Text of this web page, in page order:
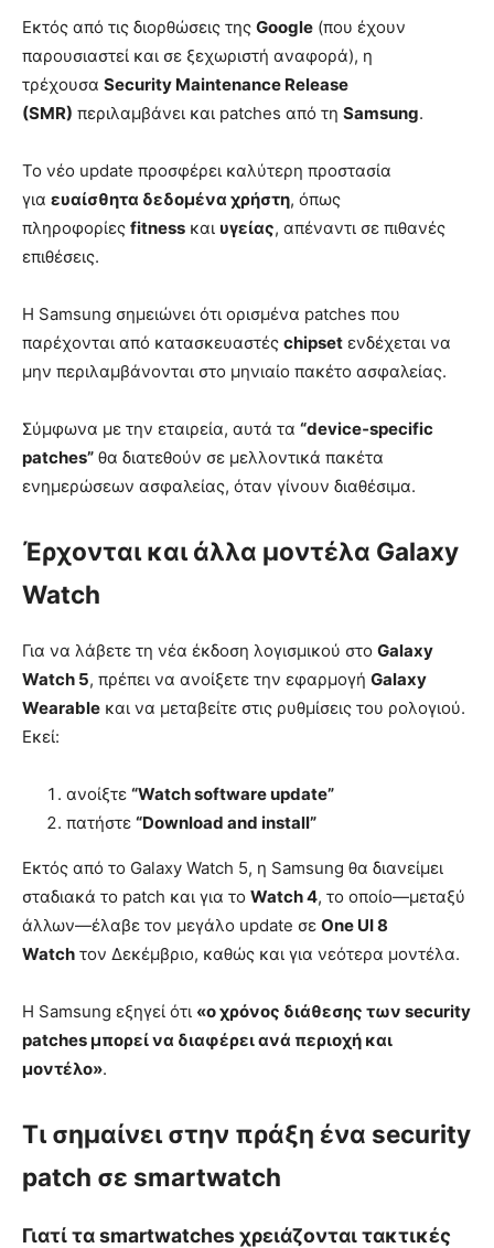
Εκτός από τις διορθώσεις της Google (που έχουν
παρουσιαστεί και σε ξεχωριστή αναφορά), η
τρέχουσα Security Maintenance Release
(SMR) περιλαμβάνει και patches από τη Samsung.
Το νέο update προσφέρει καλύτερη προστασία
για ευαίσθητα δεδομένα χρήστη, όπως
πληροφορίες fitness και υγείας, απέναντι σε πιθανές
επιθέσεις.
Η Samsung σημειώνει ότι ορισμένα patches που
παρέχονται από κατασκευαστές chipset ενδέχεται να
μην περιλαμβάνονται στο μηνιαίο πακέτο ασφαλείας.
Σύμφωνα με την εταιρεία, αυτά τα “device‑specific
patches” θα διατεθούν σε μελλοντικά πακέτα
ενημερώσεων ασφαλείας, όταν γίνουν διαθέσιμα.
Έρχονται και άλλα μοντέλα Galaxy
Watch
Για να λάβετε τη νέα έκδοση λογισμικού στο Galaxy
Watch 5, πρέπει να ανοίξετε την εφαρμογή Galaxy
Wearable και να μεταβείτε στις ρυθμίσεις του ρολογιού.
Εκεί:
ανοίξτε “Watch software update”
πατήστε “Download and install”
Εκτός από το Galaxy Watch 5, η Samsung θα διανείμει
σταδιακά το patch και για το Watch 4, το οποίο—μεταξύ
άλλων—έλαβε τον μεγάλο update σε One UI 8
Watch τον Δεκέμβριο, καθώς και για νεότερα μοντέλα.
Η Samsung εξηγεί ότι «ο χρόνος διάθεσης των security
patches μπορεί να διαφέρει ανά περιοχή και
μοντέλο».
Τι σημαίνει στην πράξη ένα security
patch σε smartwatch
Γιατί τα smartwatches χρειάζονται τακτικές